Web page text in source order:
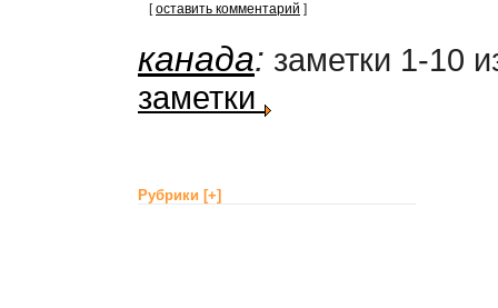
[оставить комментарий ]
канада: заметки 1-10
заметки
Рубрики [+]